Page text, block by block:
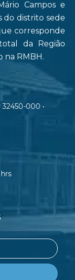
Campos e
do distrito sede
corresponde
da Região
na RMBH.
32450-000 •